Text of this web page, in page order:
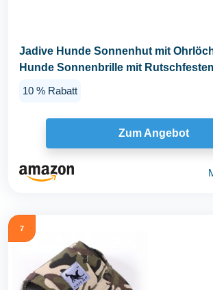
Jadive Hunde Sonnenhut mit
Hunde Sonnenbrille mit
10 % Rabatt
Zum Angebot
7